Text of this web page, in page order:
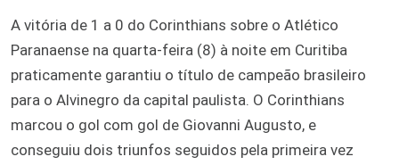
A vitória de 1 a 0 do Corinthians sobre o Atlético
Paranaense na quarta-feira (8) à noite em Curitiba
praticamente garantiu o título de campeão brasileiro
para o Alvinegro da capital paulista. O Corinthians
marcou o gol com gol de Giovanni Augusto, e
conseguiu dois triunfos seguidos pela primeira vez